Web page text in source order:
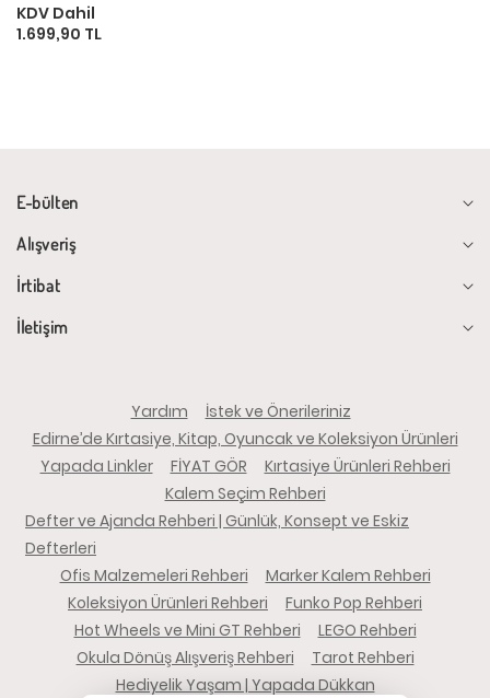
KDV Dahil
1.699,90 TL
E-bülten
Alışveriş
İrtibat
İletişim
Yardım
İstek ve Önerileriniz
Edirne’de Kırtasiye, Kitap, Oyuncak ve Koleksiyon Ürünleri
Yapada Linkler
FİYAT GÖR
Kırtasiye Ürünleri Rehberi
Kalem Seçim Rehberi
Defter ve Ajanda Rehberi | Günlük, Konsept ve Eskiz
Defterleri
Ofis Malzemeleri Rehberi
Marker Kalem Rehberi
Koleksiyon Ürünleri Rehberi
Funko Pop Rehberi
Hot Wheels ve Mini GT Rehberi
LEGO Rehberi
Okula Dönüş Alışveriş Rehberi
Tarot Rehberi
Hediyelik Yaşam | Yapada Dükkan